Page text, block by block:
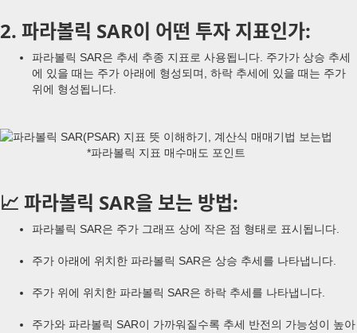
2. 파라볼릭 SAR이 어떤 투자 지표인가:
파라볼릭 SAR은 추세 추종 지표로 사용됩니다. 주가가 상승 추세
에 있을 때는 주가 아래에 형성되며, 하락 추세에 있을 때는 주가
위에 형성됩니다.
*파라볼릭 지표 매수매도 포인트
📈 파라볼릭 SAR을 보는 방법:
파라볼릭 SAR은 주가 그래프 상에 작은 점 형태로 표시됩니다.
주가 아래에 위치한 파라볼릭 SAR은 상승 추세를 나타냅니다.
주가 위에 위치한 파라볼릭 SAR은 하락 추세를 나타냅니다.
주가와 파라볼릭 SAR이 가까워질수록 추세 반전의 가능성이 높아